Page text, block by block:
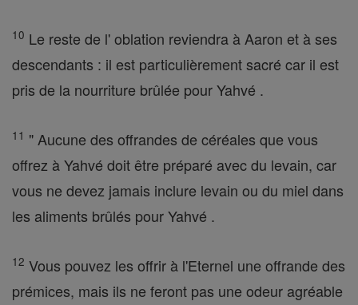
10 Le reste de l' oblation reviendra à Aaron et à ses
descendants : il est particulièrement sacré car il est
pris de la nourriture brûlée pour Yahvé .
11 " Aucune des offrandes de céréales que vous
offrez à Yahvé doit être préparé avec du levain, car
vous ne devez jamais inclure levain ou du miel dans
les aliments brûlés pour Yahvé .
12 Vous pouvez les offrir à l'Eternel une offrande des
prémices, mais ils ne feront pas une odeur agréable